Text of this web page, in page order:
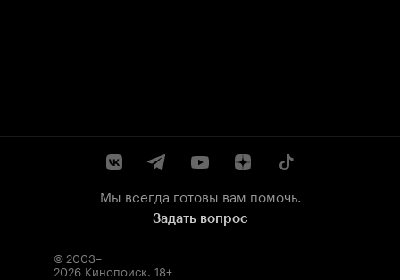
Мы всегда готовы вам помочь.
Задать вопрос
© 2003–
2026 Кинопоиск. 18+